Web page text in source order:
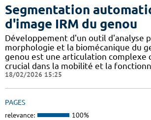
Segmentation
d'image IRM du genou
Développement d'un outil d'analyse
morphologie et la biomécanique du
genou est une articulation complexe
crucial dans la mobilité et la
18/02/2026 15:25
PAGES
relevance: 100%